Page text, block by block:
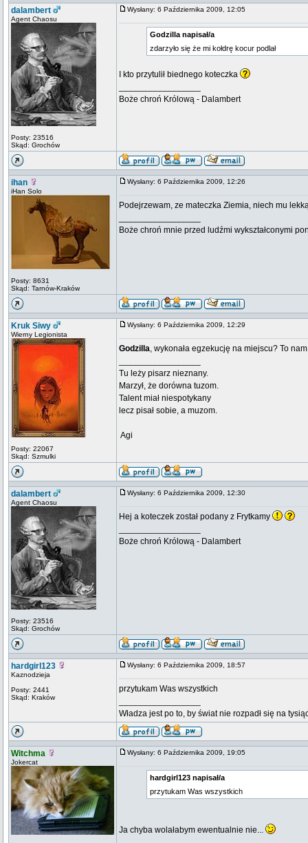
dalambert
Agent Chaosu
Posty: 23516
Skąd: Grochów
Wysłany: 6 Października 2009, 12:05
Godzilla napisał/a
zdarzyło się że mi kołdrę kocur podlał
I kto przytulił biednego koteczka
Boże chroń Królową - Dalambert
ihan
iHan Solo
Posty: 8631
Skąd: Tarnów-Kraków
Wysłany: 6 Października 2009, 12:26
Podejrzewam, ze mateczka Ziemia, niech mu
Boże chroń mnie przed ludźmi wykształconymi
Kruk Siwy
Wierny Legionista
Posty: 22067
Skąd: Szmulki
Wysłany: 6 Października 2009, 12:29
Godzilla, wykonała egzekucję na miejscu? To
Tu leży pisarz nieznany.
Marzył, że dorówna tuzom.
Talent miał niespotykany
lecz pisał sobie, a muzom.
 Agi
dalambert
Agent Chaosu
Posty: 23516
Skąd: Grochów
Wysłany: 6 Października 2009, 12:30
Hej a koteczek został podany z Frytkamy
Boże chroń Królową - Dalambert
hardgirl123
Kaznodzieja
Posty: 2441
Skąd: Kraków
Wysłany: 6 Października 2009, 18:57
przytukam Was wszystkich
Władza jest po to, by świat nie rozpadł się na
Witchma
Jokercat
Wysłany: 6 Października 2009, 19:05
hardgirl123 napisał/a
przytukam Was wszystkich
Ja chyba wolałabym ewentualnie nie...